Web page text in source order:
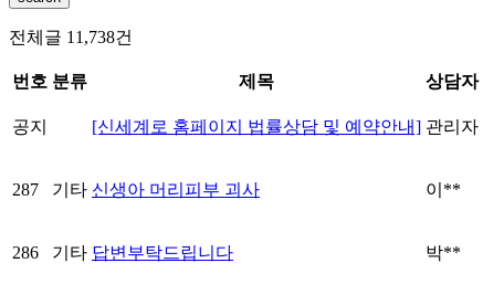
전체글 11,738건
번호 분류 제목 상담자
공지 [신세계로 홈페이지 법률상담 및 예약안내] 관리자
287 기타 신생아 머리피부 괴사 이**
286 기타 답변부탁드립니다 박**